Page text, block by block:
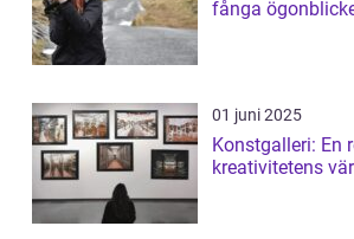
fånga
01 juni 2025
Konstgalleri: En
kreativitetens